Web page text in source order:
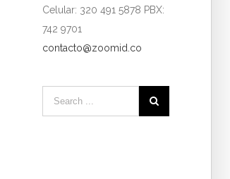
Celular: 320 491 5878 PBX:
742 9701
contacto@zoomid.co